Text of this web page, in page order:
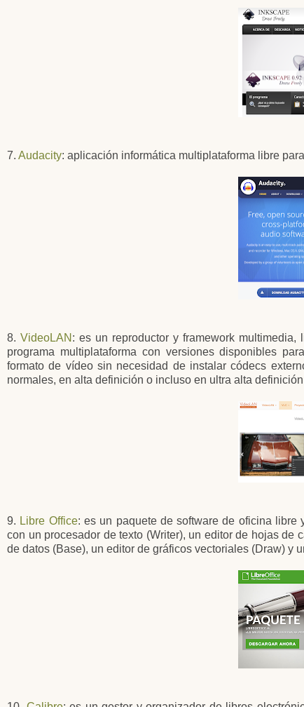
7. Audacity: aplicación informática multiplataforma libre
8. VideoLAN : es un reproductor y framework
programa multiplataforma con versiones disponibles
formato de vídeo sin necesidad de instalar códecs
normales, en alta definición o incluso en ultra alta
9. Libre Office: es un paquete de software de oficina libre
con un procesador de texto (Writer), un editor de hojas de
de datos (Base), un editor de gráficos vectoriales (Draw) y